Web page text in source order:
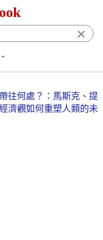
×
往何處？：馬斯克、提
濟觀如何重塑人類的未